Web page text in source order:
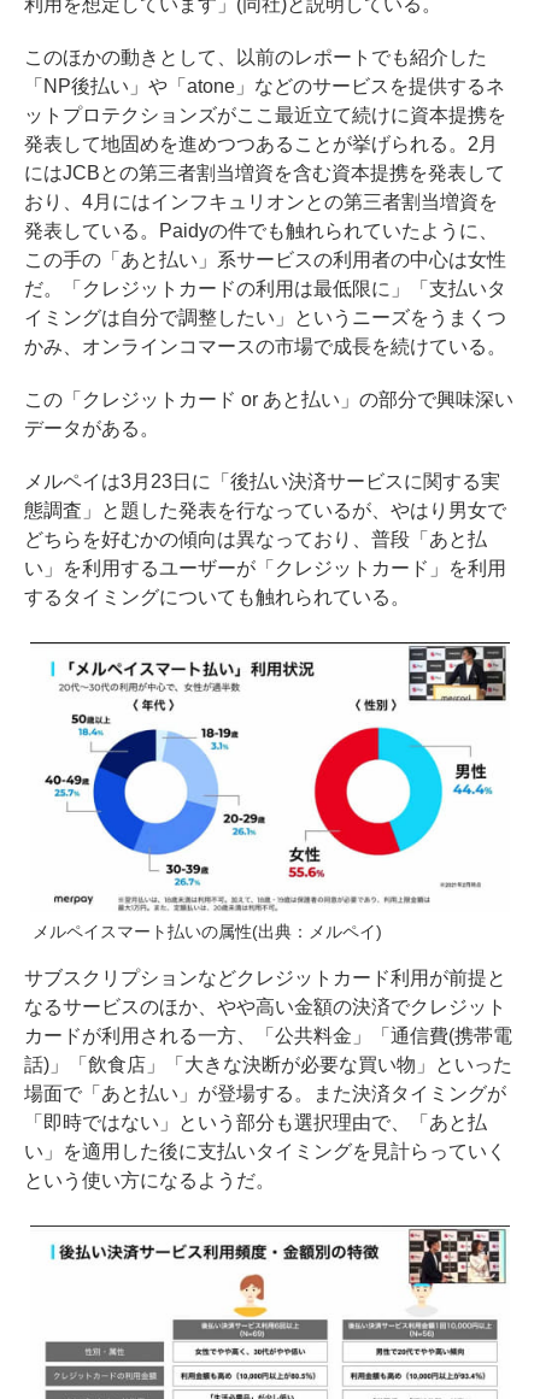
利用を想定しています」(同社)と説明している。
このほかの動きとして、 以前のレポートでも紹介 した
「NP後払い」や「atone」などのサービスを提供するネ
ットプロテクションズがここ最近立て続けに資本提携を
発表して地固めを進めつつあることが挙げられる。2月
にはJCBとの第三者割当増資を含む資本提携を発表 して
おり、 4月にはインフキュリオンとの第三者割当増資を
発表している 。Paidyの件でも触れられていたように、
この手の「あと払い」系サービスの利用者の中心は女性
だ。「クレジットカードの利用は最低限に」「支払いタ
イミングは自分で調整したい」というニーズをうまくつ
かみ、オンラインコマースの市場で成長を続けている。
この「クレジットカード or あと払い」の部分で興味深い
データがある。
メルペイは3月23日に
「後払い決済サービスに関する実
態調査」と題した発表を行なっているが、やはり男女で
どちらを好むかの傾向は異なっており、普段「あと払
い」を利用するユーザーが「クレジットカード」を利用
するタイミングについても触れられている。
メルペイスマート払いの属性(出典：メルペイ)
サブスクリプションなどクレジットカード利用が前提と
なるサービスのほか、やや高い金額の決済でクレジット
カードが利用される一方、「公共料金」「通信費(携帯電
話)」「飲食店」「大きな決断が必要な買い物」といった
場面で「あと払い」が登場する。また決済タイミングが
「即時ではない」という部分も選択理由で、「あと払
い」を適用した後に支払いタイミングを見計らっていく
という使い方になるようだ。